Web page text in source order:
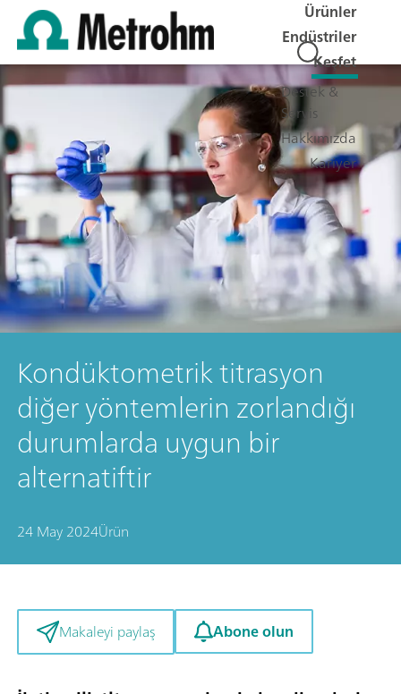
Ürünler
Endüstriler
Keşfet
Destek &
Servis
Hakkımızda
Kariyer
Kondüktometrik titrasyon
diğer yöntemlerin zorlandığı
durumlarda uygun bir
alternatiftir
24 May 2024Ürün
Makaleyi paylaş Abone olun